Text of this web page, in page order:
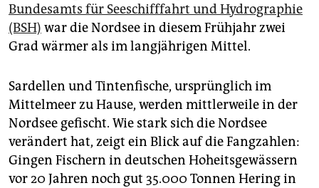
Bundesamts für Seeschifffahrt und Hydrographie
(BSH) war die Nordsee in diesem Frühjahr zwei
Grad wärmer als im langjährigen Mittel.
Sardellen und Tintenfische, ursprünglich im
Mittelmeer zu Hause, werden mittlerweile in der
Nordsee gefischt. Wie stark sich die Nordsee
verändert hat, zeigt ein Blick auf die Fangzahlen:
Gingen Fischern in deutschen Hoheitsgewässern
vor 20 Jahren noch gut 35.000 Tonnen Hering in